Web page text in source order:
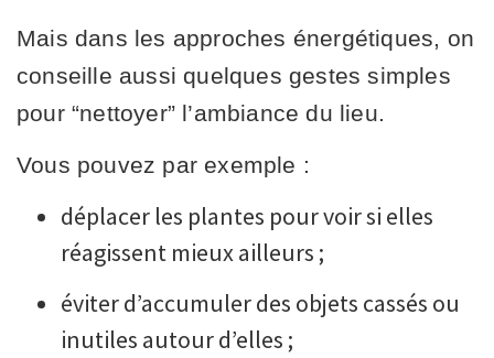
Mais dans les approches énergétiques, on
conseille aussi quelques gestes simples
pour “nettoyer” l’ambiance du lieu.
Vous pouvez par exemple :
déplacer les plantes pour voir si elles
réagissent mieux ailleurs ;
éviter d’accumuler des objets cassés ou
inutiles autour d’elles ;